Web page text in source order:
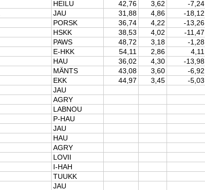
HEILU 42,76 3,62 -7,24
JAU 31,88 4,86 -18,12
PORSK 36,74 4,22 -13,26
HSKK 38,53 4,02 -11,47
PAWS 48,72 3,18 -1,28
E-HKK 54,11 2,86 4,11
HAU 36,02 4,30 -13,98
MÄNTS 43,08 3,60 -6,92
EKK 44,97 3,45 -5,03
JAU
AGRY
LABNOU
P-HAU
JAU
HAU
AGRY
LOVII
I-HAH
TUUKK
JAU